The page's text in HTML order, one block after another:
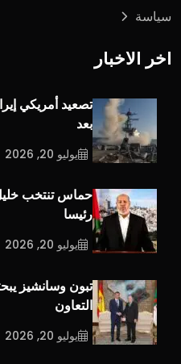
سياسة
اخر الاخبار
تصعيد أمريكي
بعد
يوليو 20, 2026
حماس تنتخب
رئيسا
يوليو 20, 2026
تبون وسانشيز
التعاون
يوليو 20, 2026